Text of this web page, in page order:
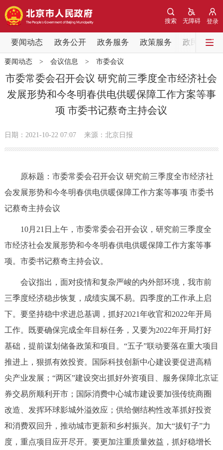
登录
无障碍
搜索
要闻动态 政务公开 政务服务 政策服务 政民互动
要闻动态
党中央精神 国务院信息
北京要闻 会议信息 部门动态
政务公开
市领导 机构职能 政策服务
政策兑现
专题公开
政务服务
个人服务 法人服务 部门服务
便民服务 利企服务 投资项目
中介服务 阳光政务
12345网上接诉即办 我要咨询 我要建议
参与调查 在线访谈 图说互动
要闻动态> 会议信息 > 市委会议
市委常委会召开会议 研究前三季度全市经济社会
发展形势和今冬明春供电供暖保障工作方案等事
项 市委书记蔡奇主持会议
日期：2021-10-22 07:07 来源：北京日报
原标题：市委常委会召开会议 研究前三季度全市经济社
会发展形势和今冬明春供电供暖保障工作方案等事项 市委书
记蔡奇主持会议
10月21日上午，市委常委会召开会议，研究前三季度全
市经济社会发展形势和今冬明春供电供暖保障工作方案等事
项。市委书记蔡奇主持会议。
会议指出，面对疫情和复杂严峻的内外部环境，我市前
三季度经济稳步恢复，成绩实属不易。四季度的工作承上启
下。要坚持稳中求进总基调，抓好2021年收官和2022年开局
工作。既要确保完成全年目标任务，又要为2022年开局打好
基础，提前谋划储备政策和项目。“五子”联动要落在重大项目
推进上，狠抓有效投资。国际科技创新中心建设要促进高精
尖产业发展；“两区”建设突出抓好外资项目、服务保障北京证
券交易所顺利开市；国际消费中心城市建设要加强传统商圈
改造、发挥环球影城外溢效应；供给侧结构性改革抓好投资
和消费双回升，推动城市更新和乡村振兴。加大“拔钉子”力
度，重点项目应开尽开。要更加注重质量效益，抓好稳增长